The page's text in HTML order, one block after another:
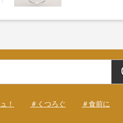
！ ＃くつろぐ ＃食前に